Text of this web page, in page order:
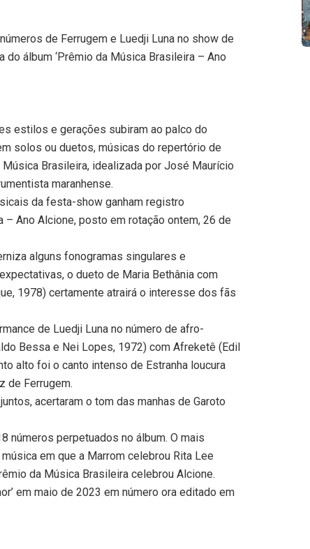
de Ferrugem e Luedji Luna no show de
do álbum ‘Prêmio da Música Brasileira – Ano
estilos e gerações subiram ao palco do
solos ou duetos, músicas do repertório de
Brasileira, idealizada por José Maurício
maranhense.
da festa-show ganham registro
Ano Alcione, posto em rotação ontem, 26 de
alguns fonogramas singulares e
o dueto de Maria Bethânia com
1978) certamente atrairá o interesse dos fãs
de Luedji Luna no número de afro-
Bessa e Nei Lopes, 1972) com Afreketê (Edil
alto foi o canto intenso de Estranha loucura
de Ferrugem.
acertaram o tom das manhas de Garoto
números perpetuados no álbum. O mais
em que a Marrom celebrou Rita Lee
da Música Brasileira celebrou Alcione.
em maio de 2023 em número ora editado em